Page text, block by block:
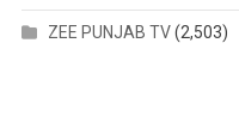
ZEE PUNJAB TV(2,503)